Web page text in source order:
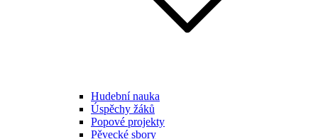
Hudební nauka
Úspěchy žáků
Popové projekty
Pěvecké sbory